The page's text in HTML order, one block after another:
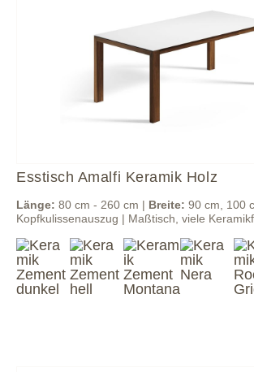
Esstisch Amalfi Keramik Holz
Länge: 80 cm - 260 cm | Breite: 90 cm, 100
Kopfkulissenauszug | Maßtisch, viele